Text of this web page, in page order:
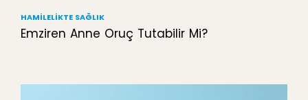
HAMILELIKTE SAĞLIK
Emziren Anne Oruç Tutabilir Mi?